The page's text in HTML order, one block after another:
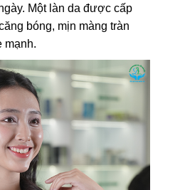
Một làn da được cấp
bóng, mịn màng tràn
mạnh.